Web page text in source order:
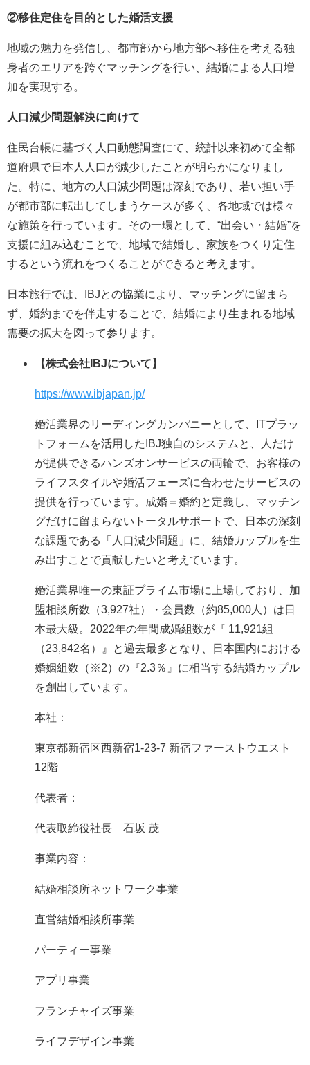
②移住定住を目的とした婚活支援
地域の魅力を発信し、都市部から地方部へ移住を考える独
身者のエリアを跨ぐマッチングを行い、結婚による人口増
加を実現する。
人口減少問題解決に向けて
住民台帳に基づく人口動態調査にて、統計以来初めて全都
道府県で日本人人口が減少したことが明らかになりまし
た。特に、地方の人口減少問題は深刻であり、若い担い手
が都市部に転出してしまうケースが多く、各地域では様々
な施策を行っています。その一環として、“出会い・結婚”を
支援に組み込むことで、地域で結婚し、家族をつくり定住
するという流れをつくることができると考えます。
日本旅行では、IBJとの協業により、マッチングに留まら
ず、婚約までを伴走することで、結婚により生まれる地域
需要の拡大を図って参ります。
【株式会社IBJについて】
https://www.ibjapan.jp/
婚活業界のリーディングカンパニーとして、ITプラッ
トフォームを活用したIBJ独自のシステムと、人だけ
が提供できるハンズオンサービスの両輪で、お客様の
ライフスタイルや婚活フェーズに合わせたサービスの
提供を行っています。成婚＝婚約と定義し、マッチン
グだけに留まらないトータルサポートで、日本の深刻
な課題である「人口減少問題」に、結婚カップルを生
み出すことで貢献したいと考えています。
婚活業界唯一の東証プライム市場に上場しており、加
盟相談所数（3,927社）・会員数（約85,000人）は日
本最大級。2022年の年間成婚組数が『 11,921組
（23,842名）』と過去最多となり、日本国内における
婚姻組数（※2）の『2.3％』に相当する結婚カップル
を創出しています。
本社：
東京都新宿区西新宿1-23-7 新宿ファーストウエスト
12階
代表者：
代表取締役社長 石坂 茂
事業内容：
結婚相談所ネットワーク事業
直営結婚相談所事業
パーティー事業
アプリ事業
フランチャイズ事業
ライフデザイン事業